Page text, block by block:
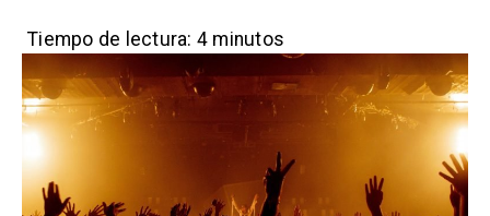
o
k
r
p
p
Tiempo de lectura: 4 minutos